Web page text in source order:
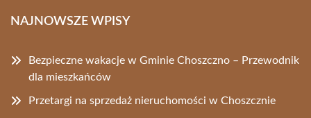
NAJNOWSZE WPISY
Bezpieczne wakacje w Gminie Choszczno – Przewodnik
dla mieszkańców
Przetargi na sprzedaż nieruchomości w Choszcznie